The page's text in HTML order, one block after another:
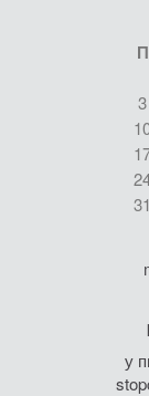
П
3
31
у